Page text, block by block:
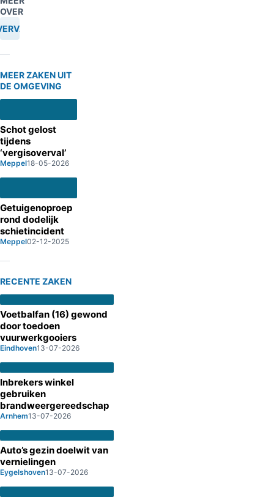
OVER
MEER ZAKEN UIT
DE OMGEVING
Schot gelost
tijdens
‘vergisoverval’
Meppel18-05-2026
Getuigenoproep
rond dodelijk
schietincident
Meppel02-12-2025
RECENTE ZAKEN
Voetbalfan (16) gewond
door toedoen
vuurwerkgooiers
Eindhoven13-07-2026
Inbrekers winkel
gebruiken
brandweergereedschap
Arnhem13-07-2026
Auto’s gezin doelwit van
vernielingen
Eygelshoven13-07-2026